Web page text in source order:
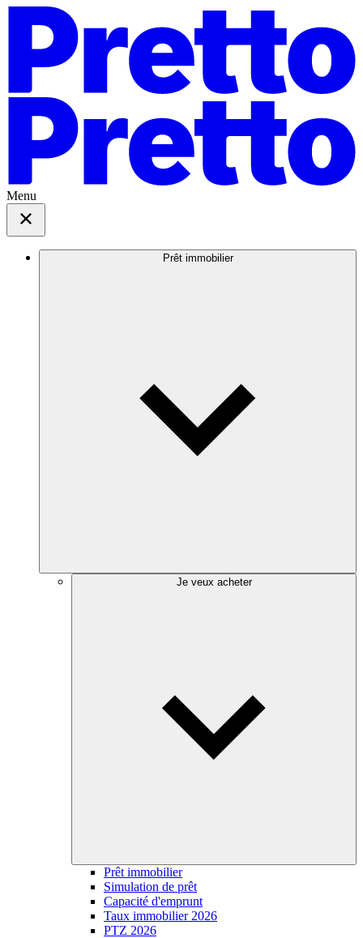
Menu
Prêt immobilier
Je veux acheter
Prêt immobilier
Simulation de prêt
Capacité d'emprunt
Taux immobilier 2026
PTZ 2026